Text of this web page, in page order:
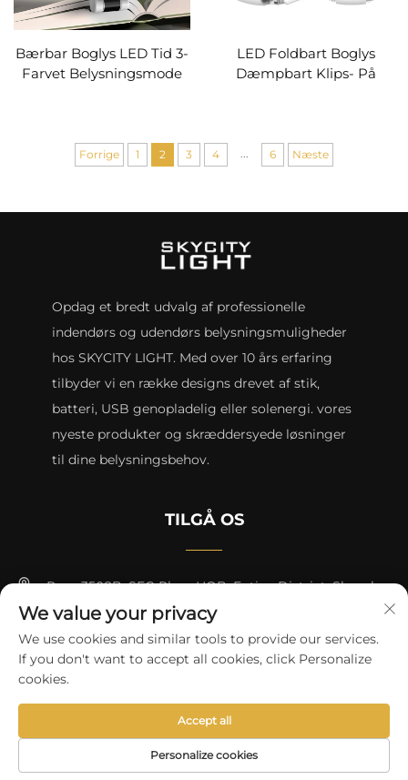
Bærbar Boglys LED Tid 3-
Farvet Belysningsmode
Læselampe
LED Foldbart Boglys
Dæmpbart Klips- På
Timer USB Genopladelig
Forrige 1 2 3 4 6 Næste
Opdag et bredt udvalg af professionelle
indendørs og udendørs belysningsmuligheder
hos SKYCITY LIGHT. Med over 10 års erfaring
tilbyder vi en række designs drevet af stik,
batteri, USB genopladelig eller solenergi. vores
nyeste produkter og skræddersyede løsninger
til dine belysningsbehov.
TILGÅ OS
Rum 3508B, SEG Plaza HQB, Futian District, Shenzhen
+8615817427232
[email protected]
Copyright © 2024 by skycity light co., ltd Privatlivspolitik
We value your privacy
We use cookies and similar tools to provide our services.
If you don't want to accept all cookies, click Personalize
cookies.
Personalize cookies
Accept all